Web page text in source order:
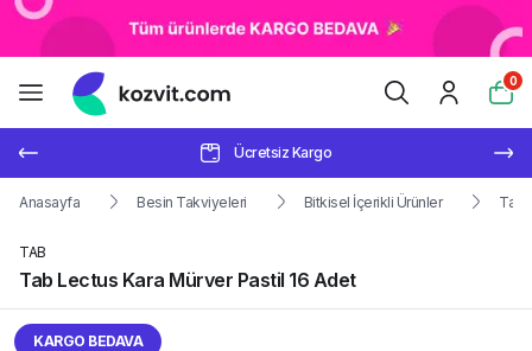
0
Ücretsiz Kargo
Anasayfa Besin Takviyeleri Bitkisel İçerikli Ürünler Tab
TAB
Tab Lectus Kara Mürver Pastil 16 Adet
KARGO BEDAVA